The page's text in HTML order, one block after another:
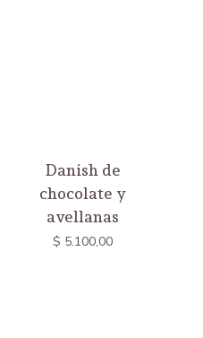
Danish de
chocolate y
avellanas
$ 5.100,00